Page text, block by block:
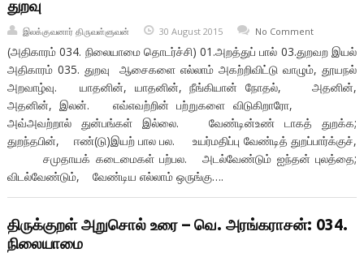
துறவு
இலக்குவனார் திருவள்ளுவன் 30 August 2015 No Comment
(அதிகாரம் 034. நிலையாமை தொடர்ச்சி) 01.அறத்துப் பால் 03.துறவற இயல்
அதிகாரம் 035. துறவு ஆசைகளை எல்லாம் அகற்றிவிட்டு வாழும், தூயநல்
அறவாழ்வு. யாதனின், யாதனின், நீங்கியான் நோதல், அதனின்,
அதனின், இலன். எவ்எவற்றின் பற்றுகளை விடுகிறாரோ,
அவ்அவற்றால் துன்பங்கள் இல்லை. வேண்டின்உண் டாகத் துறக்க;
துறந்தபின், ஈண்(டு)இயற் பால பல. உயர்மதிப்பு வேண்டித் துறப்பார்க்குச்,
சமுதாயக் கடைமைகள் பற்பல. அடல்வேண்டும் ஐந்தன் புலத்தை;
விடல்வேண்டும், வேண்டிய எல்லாம் ஒருங்கு….
திருக்குறள் அறுசொல் உரை – வெ. அரங்கராசன்: 034.
நிலையாமை